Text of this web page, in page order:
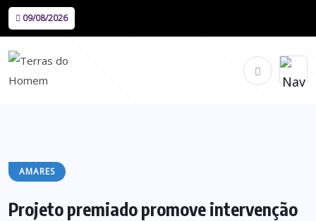
09/08/2026
AMARES
Projeto premiado promove intervenção